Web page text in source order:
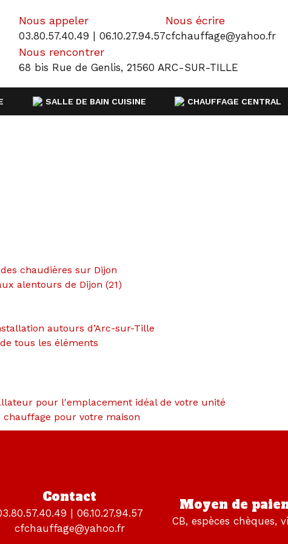
Nous appeler
03.80.57.40.49 | 06.10.27.94.57
Nous écrire
cfchauffage@yahoo.fr
Nous rencontrer
68 bis Rue de Genlis, 21560 ARC-SUR-TILLE
SALLE DE BAIN CUISINE CHAUFFAGE CENTRAL
chaudières sur Dijon
alentours de Dijon (21)
autours d’Arc-sur-Tille
tous les éléments
pour l'emplacement idéal de votre unité
pour votre maison
Contact
| 06.10.27.94.57
cfchauffage@yahoo.fr
Moyen de
CB, espèces chèques,